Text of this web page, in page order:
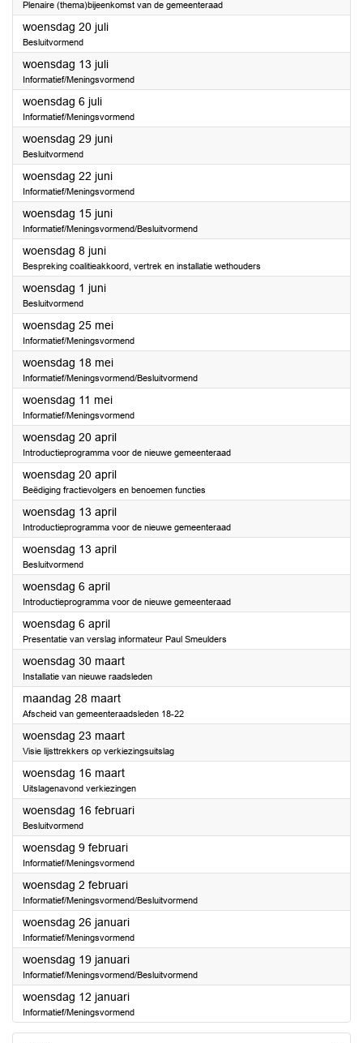
Plenaire (thema)bijeenkomst van de gemeenteraad
woensdag 20 juli2022
Besluitvormend
woensdag 13 juli2022
Informatief/Meningsvormend
woensdag 6 juli2022
Informatief/Meningsvormend
woensdag 29 juni2022
Besluitvormend
woensdag 22 juni2022
Informatief/Meningsvormend
woensdag 15 juni2022
Informatief/Meningsvormend/Besluitvormend
woensdag 8 juni2022
Bespreking coalitieakkoord, vertrek en installatie wethouders
woensdag 1 juni2022
Besluitvormend
woensdag 25 mei2022
Informatief/Meningsvormend
woensdag 18 mei2022
Informatief/Meningsvormend/Besluitvormend
woensdag 11 mei2022
Informatief/Meningsvormend
woensdag 20 april2022
Introductieprogramma voor de nieuwe gemeenteraad
woensdag 20 april2022
Beëdiging fractievolgers en benoemen functies
woensdag 13 april2022
Introductieprogramma voor de nieuwe gemeenteraad
woensdag 13 april2022
Besluitvormend
woensdag 6 april2022
Introductieprogramma voor de nieuwe gemeenteraad
woensdag 6 april2022
Presentatie van verslag informateur Paul Smeulders
woensdag 30 maart2022
Installatie van nieuwe raadsleden
maandag 28 maart2022
Afscheid van gemeenteraadsleden 18-22
woensdag 23 maart2022
Visie lijsttrekkers op verkiezingsuitslag
woensdag 16 maart2022
Uitslagenavond verkiezingen
woensdag 16 februari2022
Besluitvormend
woensdag 9 februari2022
Informatief/Meningsvormend
woensdag 2 februari2022
Informatief/Meningsvormend/Besluitvormend
woensdag 26 januari2022
Informatief/Meningsvormend
woensdag 19 januari2022
Informatief/Meningsvormend/Besluitvormend
woensdag 12 januari2022
Informatief/Meningsvormend